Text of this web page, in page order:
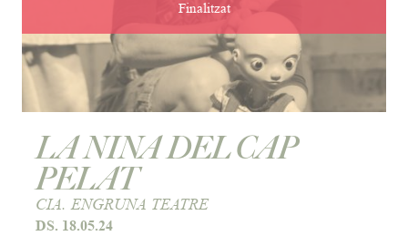
Finalitzat
LA NINA DEL CAP
PELAT
CIA. ENGRUNA TEATRE
DS. 18.05.24